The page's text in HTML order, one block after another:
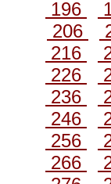
196
206
216
226
236
246
256
266